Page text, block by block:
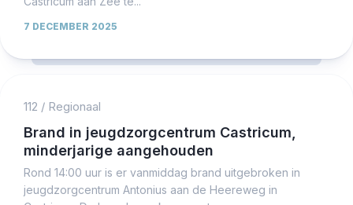
7 DECEMBER 2025
112 / Regionaal
Brand in jeugdzorgcentrum Castricum,
minderjarige aangehouden
Rond 14:00 uur is er vanmiddag brand uitgebroken in
jeugdzorgcentrum Antonius aan de Heereweg in